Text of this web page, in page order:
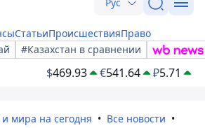
СтатьиПроисшествияПраво
#Казахстан в сравнении
$469.93 €541.64 ₽5.71
мира на сегодня
Все новости